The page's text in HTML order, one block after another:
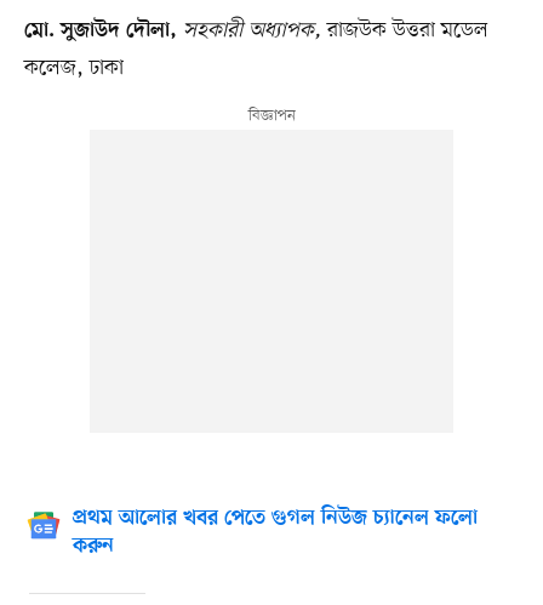
মো. সুজাউদ দৌলা, সহকারী অধ্যাপক, রাজউক উত্তরা মডেল
কলেজ, ঢাকা
প্রথম আলোর খবর পেতে গুগল নিউজ চ্যানেল ফলো
করুন